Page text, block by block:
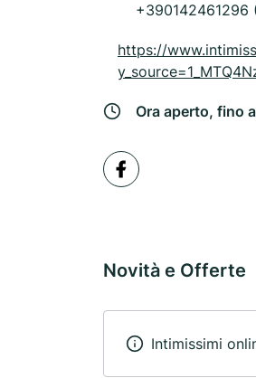
+390142461296
https://
Ora aperto, fino
Novità e Offerte
Intimissimi